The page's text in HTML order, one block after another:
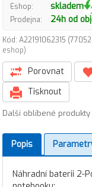
Eshop: skladem
Prodejna: 24h od
Kód: A22191062315
eshop)
Porovnat
Tisknout
Další oblíbené
Popis
Náhradní baterii 2-